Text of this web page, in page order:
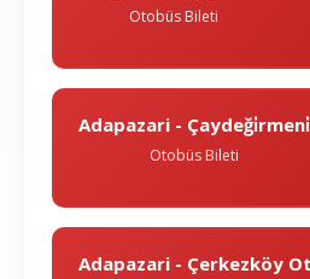
Otobüs Bileti
Adapazari - Çaydeği̇rmeni̇
Otobüs Bileti
Adapazari - Çerkezköy